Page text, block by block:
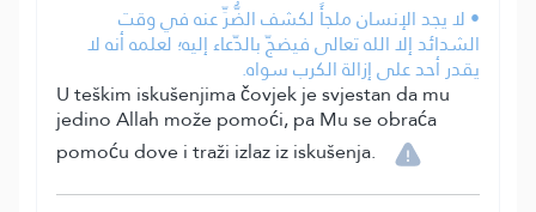
• لا يجد الإنسان ملجأً لكشف الضُّرِّ عنه في وقت
الشدائد إلا الله تعالى فيضجّ بالدّعاء إليه؛ لعلمه أنه لا
يقدر أحد على إزالة الكرب سواه.
U teškim iskušenjima čovjek je svjestan da mu
jedino Allah može pomoći, pa Mu se obraća
pomoću dove i traži izlaz iz iskušenja.